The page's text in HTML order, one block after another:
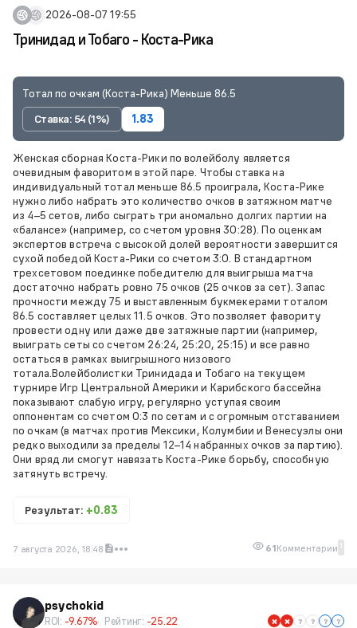
2026-08-07 19:55
Тринидад и Тобаго - Коста-Рика
Тотал по очкам (Коста-Рика) Меньше 86.5
Ставка: 54 (1%)
1.83
Женская сборная Коста-Рики по волейболу является
очевидным фаворитом в этой паре. Чтобы ставка на
индивидуальный тотал меньше 86.5 проиграла, Коста-Рике
нужно либо набрать это количество очков в затяжном матче
из 4–5 сетов, либо сыграть три аномально долгих партии на
«балансе» (например, со счетом уровня 30:28). По оценкам
экспертов встреча с высокой долей вероятности завершится
сухой победой Коста-Рики со счетом 3:0. В стандартном
трехсетовом поединке победителю для выигрыша матча
достаточно набрать ровно 75 очков (25 очков за сет). Запас
прочности между 75 и выставленным букмекерами тоталом
86.5 составляет целых 11.5 очков. Это позволяет фавориту
провести одну или даже две затяжные партии (например,
выиграть сеты со счетом 26:24, 25:20, 25:15) и все равно
остаться в рамках выигрышного низового
тотала.Волейболистки Тринидада и Тобаго на текущем
турнире Игр Центральной Америки и Карибского бассейна
показывают слабую игру, регулярно уступая своим
оппонентам со счетом 0:3 по сетам и с огромным отставанием
по очкам (в матчах против Мексики, Колумбии и Венесуэлы они
редко выходили за пределы 12–14 набранных очков за партию).
Они вряд ли смогут навязать Коста-Рике борьбу, способную
затянуть встречу.
Результат: +0.83
7 августа 2026, 18:48 61Комментарии 1
psychokid
ROI: -9.67% Рейтинг: -25.22